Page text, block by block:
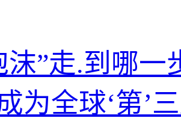
沫”走.到哪一
为全球‘第’